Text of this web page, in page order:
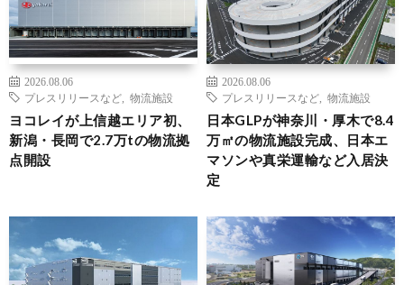
2026.08.06
プレスリリースなど
物流施設
ヨコレイが上信越エリア初、
新潟・長岡で2.7万tの物流拠
点開設
2026.08.06
プレスリリースなど
物流施設
日本GLPが神奈川・厚木で8.4
万㎡の物流施設完成、日本エ
マソンや真栄運輸など入居決
定